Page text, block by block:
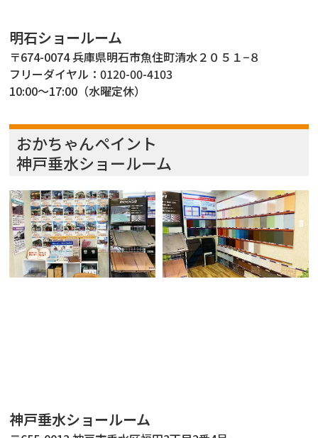
明石ショールーム
〒674-0074 兵庫県明石市魚住町清水２０５１−８
フリーダイヤル：0120-00-4103
10:00～17:00（水曜定休）
おかちゃんペイント
神戸垂水ショールーム
神戸垂水ショールーム